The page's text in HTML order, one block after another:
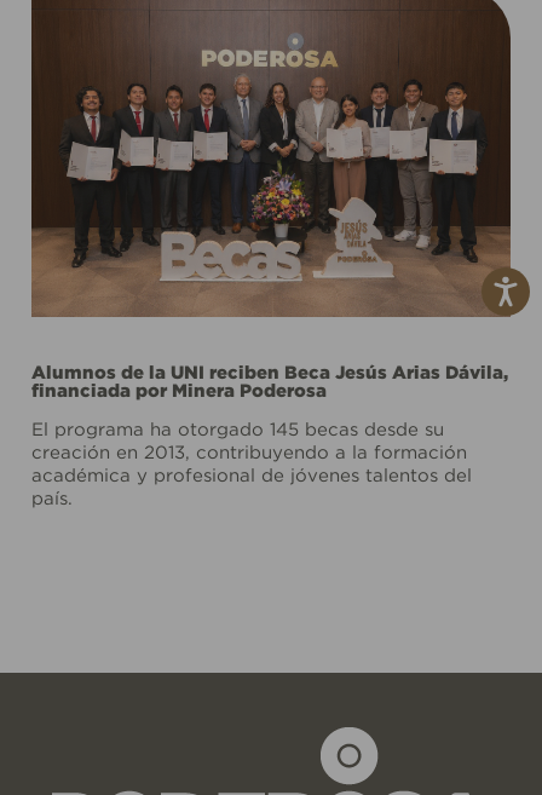
Alumnos de la UNI reciben Beca Jesús Arias Dávila,
financiada por Minera Poderosa
El programa ha otorgado 145 becas desde su
creación en 2013, contribuyendo a la formación
académica y profesional de jóvenes talentos del
país.